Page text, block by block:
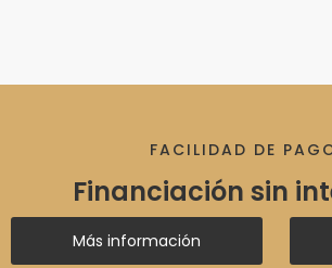
FACILIDAD DE
Financiación sin
Más información